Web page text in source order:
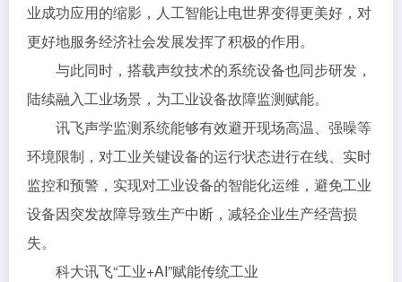
业成功应用的缩影，人工智能让电世界变得更美好，对
更好地服务经济社会发展发挥了积极的作用。
与此同时，搭载声纹技术的系统设备也同步研发，
陆续融入工业场景，为工业设备故障监测赋能。
讯飞声学监测系统能够有效避开现场高温、强噪等
环境限制，对工业关键设备的运行状态进行在线、实时
监控和预警，实现对工业设备的智能化运维，避免工业
设备因突发故障导致生产中断，减轻企业生产经营损
失。
科大讯飞“工业+AI”赋能传统工业